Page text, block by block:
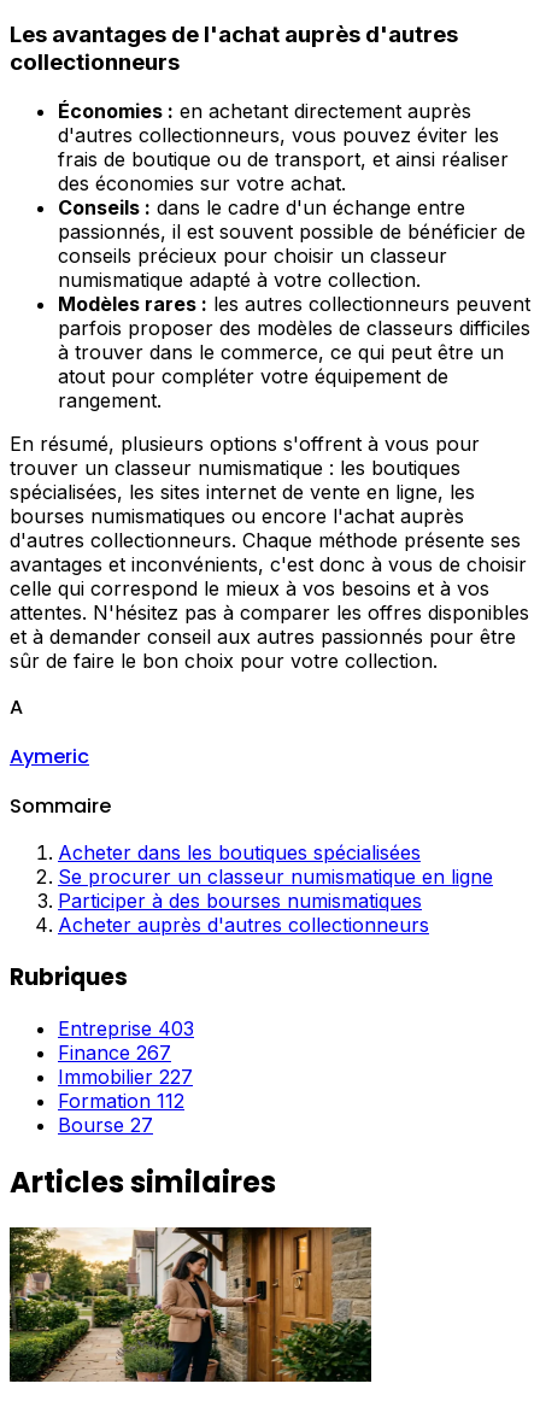
Les avantages de l'achat auprès d'autres
collectionneurs
Économies : en achetant directement auprès
d'autres collectionneurs, vous pouvez éviter les
frais de boutique ou de transport, et ainsi réaliser
des économies sur votre achat.
Conseils : dans le cadre d'un échange entre
passionnés, il est souvent possible de bénéficier de
conseils précieux pour choisir un classeur
numismatique adapté à votre collection.
Modèles rares : les autres collectionneurs peuvent
parfois proposer des modèles de classeurs difficiles
à trouver dans le commerce, ce qui peut être un
atout pour compléter votre équipement de
rangement.
En résumé, plusieurs options s'offrent à vous pour
trouver un classeur numismatique : les boutiques
spécialisées, les sites internet de vente en ligne, les
bourses numismatiques ou encore l'achat auprès
d'autres collectionneurs. Chaque méthode présente ses
avantages et inconvénients, c'est donc à vous de choisir
celle qui correspond le mieux à vos besoins et à vos
attentes. N'hésitez pas à comparer les offres disponibles
et à demander conseil aux autres passionnés pour être
sûr de faire le bon choix pour votre collection.
A
Aymeric
Sommaire
Acheter dans les boutiques spécialisées
Se procurer un classeur numismatique en ligne
Participer à des bourses numismatiques
Acheter auprès d'autres collectionneurs
Rubriques
Entreprise 403
Finance 267
Immobilier 227
Formation 112
Bourse 27
Articles similaires